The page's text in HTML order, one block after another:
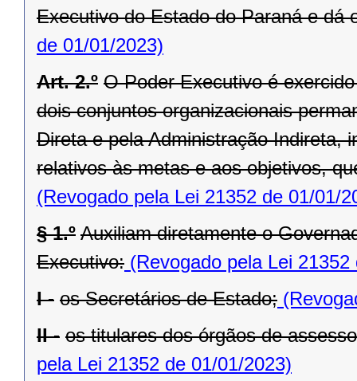
Executivo do Estado do Paraná e dá
de 01/01/2023)
Art. 2.º O Poder Executivo é
dois conjuntos organizacionais
Direta e pela Administração Indireta,
relativos às metas e aos objetivos,
(Revogado pela Lei 21352 de 01/01/
§ 1.º Auxiliam diretamente o
Executivo: (Revogado pela Lei
I - os Secretários de Estado;
II - os titulares dos órgãos de
pela Lei 21352 de 01/01/2023)